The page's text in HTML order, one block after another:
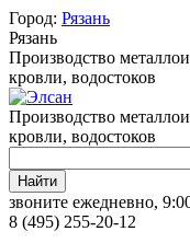
Город: Рязань
Рязань
Производство
кровли, водостоков
Производство
кровли, водостоков
Найти
звоните ежедневно,
8 (495) 255-20-12